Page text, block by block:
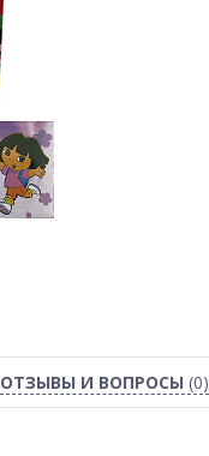
ОТЗЫВЫ И ВОПРОСЫ (0)